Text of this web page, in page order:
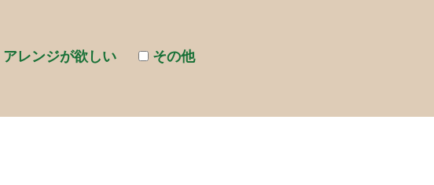
レンジが欲しい その他